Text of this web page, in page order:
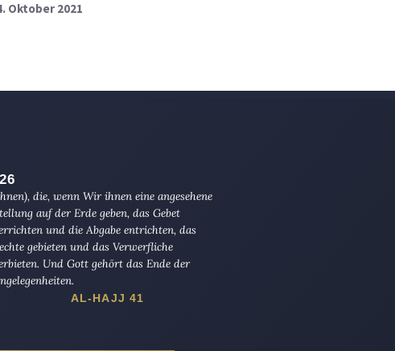
Oktober 2021
die, wenn Wir ihnen eine angesehene
auf der Erde geben, das Gebet
und die Abgabe entrichten, das
gebieten und das Verwerfliche
Und Gott gehört das Ende der
AL-HAJJ 41